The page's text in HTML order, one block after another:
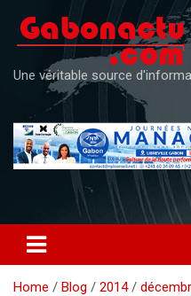
content
Une véritable source
Home Blog 2014